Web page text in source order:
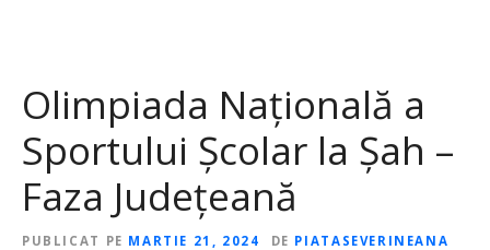
Olimpiada Națională a
Sportului Școlar la Șah –
Faza Județeană
PUBLICAT PE MARTIE 21, 2024 DE PIATASEVERINEANA